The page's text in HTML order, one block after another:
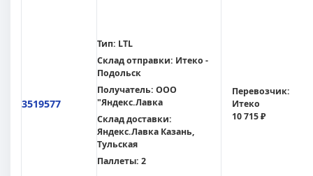
3519577
Тип: LTL
Склад отправки: Итеко -
Подольск
Получатель: ООО
"Яндекс.Лавка
Склад доставки:
Яндекс.Лавка Казань,
Тульская
Паллеты: 2
Перевозчик:
Итеко
10 715 ₽